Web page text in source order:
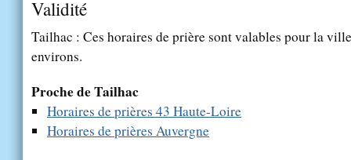
Validité
Tailhac : Ces horaires de prière sont valables pour la
environs.
Proche de Tailhac
Horaires de prières 43 Haute-Loire
Horaires de prières Auvergne